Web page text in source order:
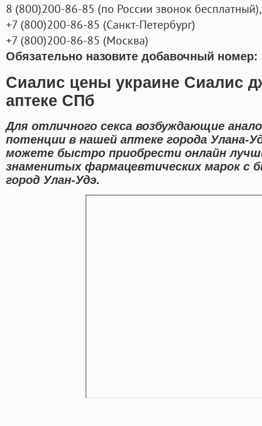
8 (800)200-86-85 (по России звонок бесплатный),
+7 (800)200-86-85 (Санкт-Петербург)
+7 (800)200-86-85 (Москва)
Обязательно назовите добавочный номер:
Сиалис цены украине Сиалис
аптеке СПб
Для отличного секса возбуждающие
потенции в нашей аптеке города Улана-
можете быстро приобрести онлайн
знаменитых фармацевтических марок с
город Улан-Удэ.